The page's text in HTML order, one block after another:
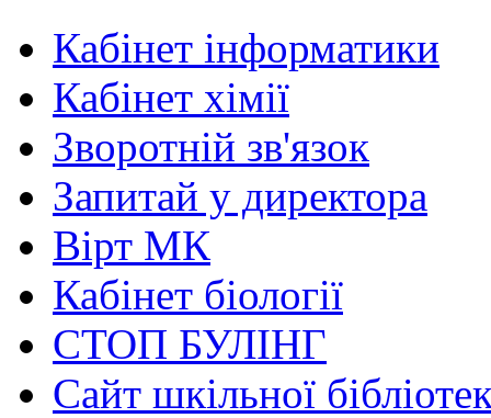
Кабінет інформатики
Кабінет хімії
Зворотній зв'язок
Запитай у директора
Вірт МК
Кабінет біології
СТОП БУЛІНГ
Сайт шкільної